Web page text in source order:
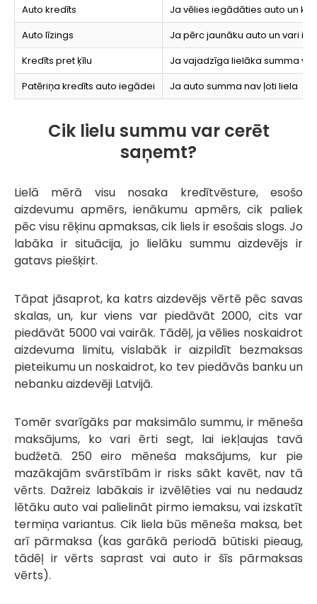
Auto kredīts
Ja vēlies iegādāties auto un
Auto līzings
Ja pērc jaunāku auto un vari
Kredīts pret ķīlu
Ja vajadzīga lielāka summa
Patēriņa kredīts auto iegādei
Ja auto summa nav ļoti liela
Cik lielu summu var cerēt
saņemt?
Lielā mērā visu nosaka kredītvēsture, esošo
aizdevumu apmērs, ienākumu apmērs, cik paliek
pēc visu rēķinu apmaksas, cik liels ir esošais slogs. Jo
labāka ir situācija, jo lielāku summu aizdevējs ir
gatavs piešķirt.
Tāpat jāsaprot, ka katrs aizdevējs vērtē pēc savas
skalas, un, kur viens var piedāvāt 2000, cits var
piedāvāt 5000 vai vairāk. Tādēļ, ja vēlies noskaidrot
aizdevuma limitu, vislabāk ir aizpildīt bezmaksas
pieteikumu un noskaidrot, ko tev piedāvās banku un
nebanku aizdevēji Latvijā.
Tomēr svarīgāks par maksimālo summu, ir mēneša
maksājums, ko vari ērti segt, lai iekļaujas tavā
budžetā. 250 eiro mēneša maksājums, kur pie
mazākajām svārstībām ir risks sākt kavēt, nav tā
vērts. Dažreiz labākais ir izvēlēties vai nu nedaudz
lētāku auto vai palielināt pirmo iemaksu, vai izskatīt
termiņa variantus. Cik liela būs mēneša maksa, bet
arī pārmaksa (kas garākā periodā būtiski pieaug,
tādēļ ir vērts saprast vai auto ir šīs pārmaksas
vērts).